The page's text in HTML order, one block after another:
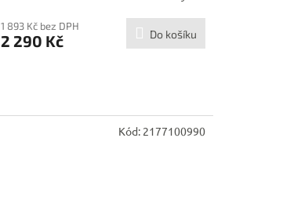
1 893 Kč bez DPH
2 290 Kč Do košíku
Kód: 2177100990